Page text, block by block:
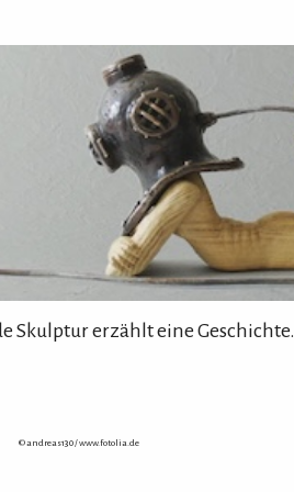
Skulptur erzählt eine Geschichte.
© andreas130 /www.fotolia.de